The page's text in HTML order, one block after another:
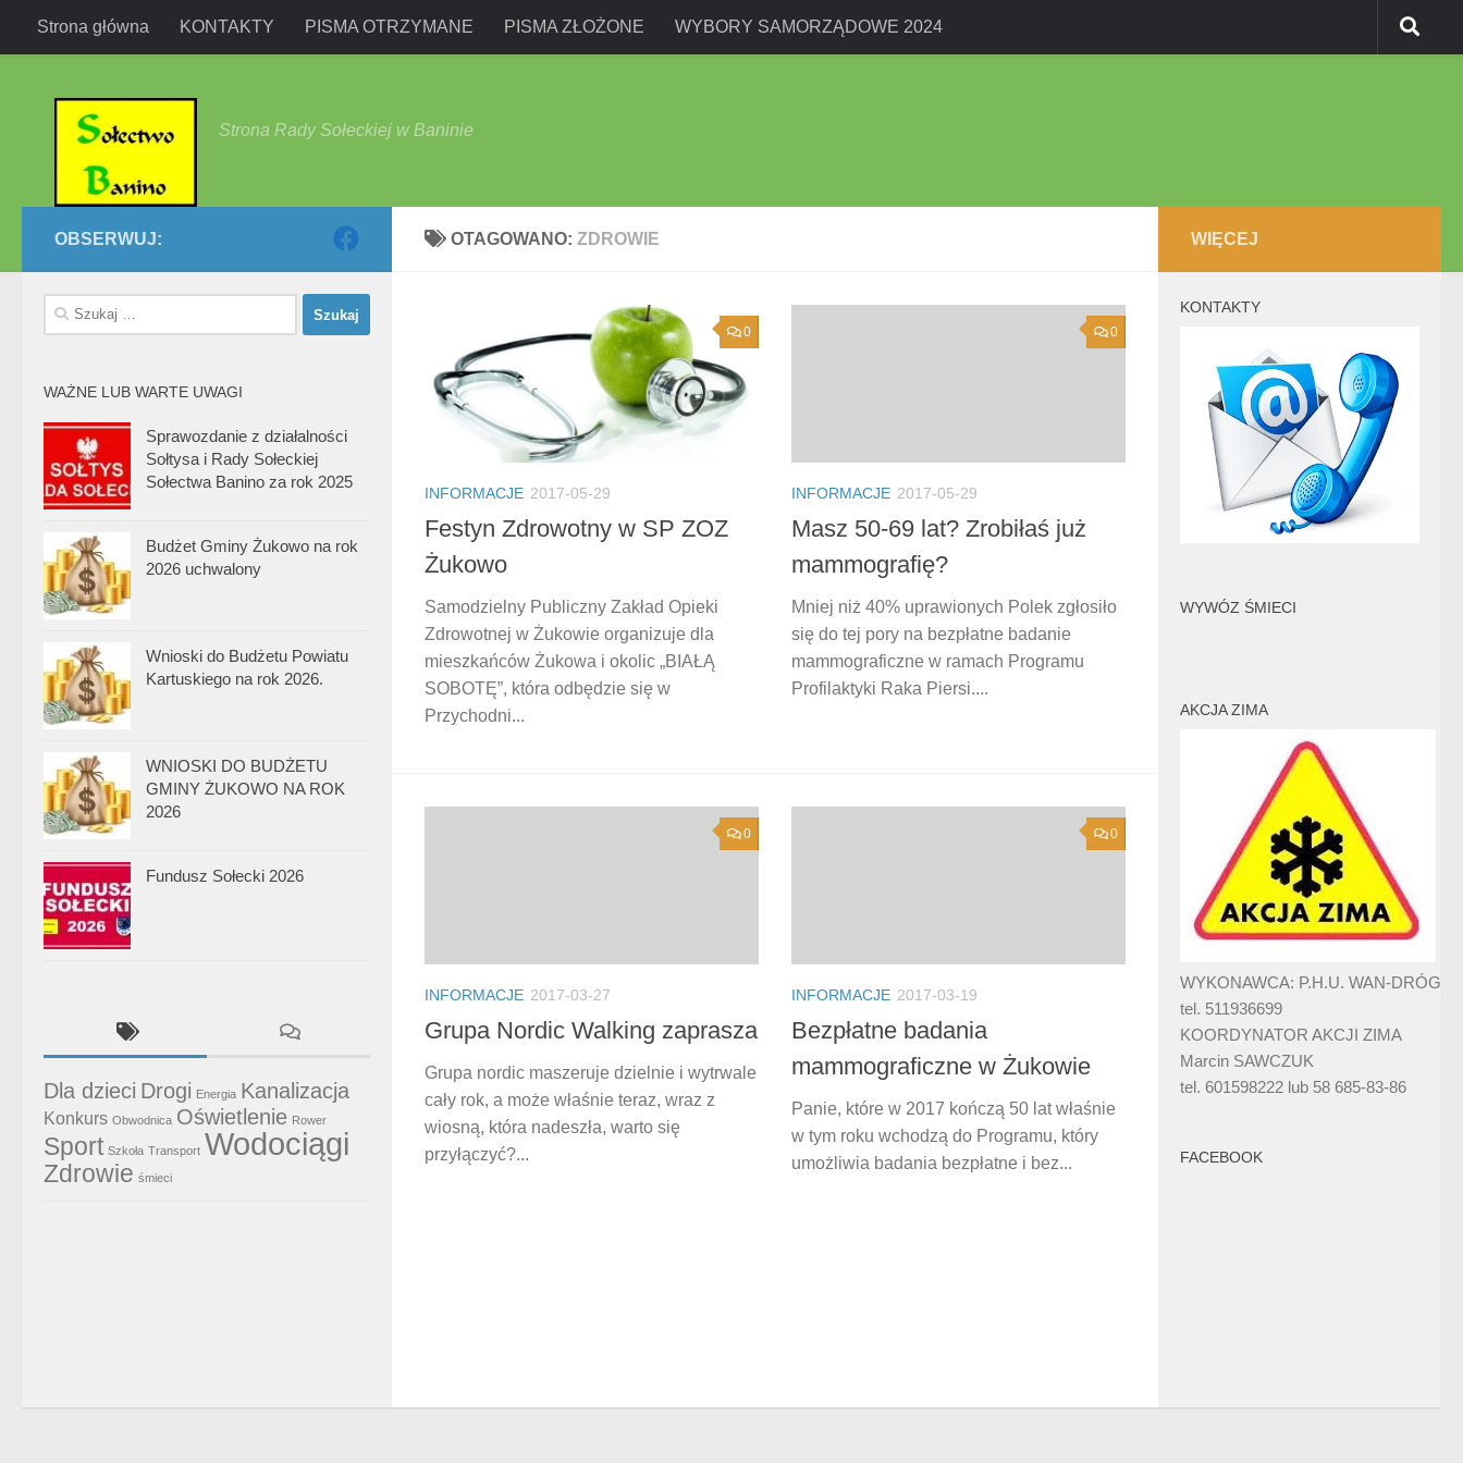
Przejdź do treści
Strona główna KONTAKTY PISMA OTRZYMANE PISMA ZŁOŻONE WYBORY SAMORZĄDOWE 2024
Strona Rady Sołeckiej w Baninie
OTAGOWANO: ZDROWIE
0
INFORMACJE 2017-05-29
Festyn Zdrowotny w SP ZOZ
Żukowo
Samodzielny Publiczny Zakład Opieki
Zdrowotnej w Żukowie organizuje dla
mieszkańców Żukowa i okolic „BIAŁĄ
SOBOTĘ”, która odbędzie się w
Przychodni...
0
INFORMACJE 2017-05-29
Masz 50-69 lat? Zrobiłaś już
mammografię?
Mniej niż 40% uprawionych Polek zgłosiło
się do tej pory na bezpłatne badanie
mammograficzne w ramach Programu
Profilaktyki Raka Piersi....
0
INFORMACJE 2017-03-27
Grupa Nordic Walking zaprasza
Grupa nordic maszeruje dzielnie i wytrwale
cały rok, a może właśnie teraz, wraz z
wiosną, która nadeszła, warto się
przyłączyć?...
0
INFORMACJE 2017-03-19
Bezpłatne badania
mammograficzne w Żukowie
Panie, które w 2017 kończą 50 lat właśnie
w tym roku wchodzą do Programu, który
umożliwia badania bezpłatne i bez...
OBSERWUJ:
Szukaj:
WAŻNE LUB WARTE UWAGI
Sprawozdanie z działalności
Sołtysa i Rady Sołeckiej
Sołectwa Banino za rok 2025
Budżet Gminy Żukowo na rok
2026 uchwalony
Wnioski do Budżetu Powiatu
Kartuskiego na rok 2026.
WNIOSKI DO BUDŻETU
GMINY ŻUKOWO NA ROK
2026
Fundusz Sołecki 2026
Dla dzieci Drogi Energia Kanalizacja
Konkurs Obwodnica Oświetlenie Rower
Sport Szkoła Transport Wodociągi
Zdrowie śmieci
WIĘCEJ
KONTAKTY
WYWÓZ ŚMIECI
AKCJA ZIMA
WYKONAWCA: P.H.U. WAN-DRÓG
tel. 511936699
KOORDYNATOR AKCJI ZIMA
Marcin SAWCZUK
tel. 601598222 lub 58 685-83-86
FACEBOOK